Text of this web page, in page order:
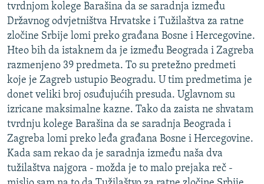
tvrdnjom kolege Barašina da se saradnja između
Državnog odvjetništva Hrvatske i Tužilaštva za ratne
zločine Srbije lomi preko građana Bosne i Hercegovine.
Hteo bih da istaknem da je između Beograda i Zagreba
razmenjeno 39 predmeta. To su pretežno predmeti
koje je Zagreb ustupio Beogradu. U tim predmetima je
donet veliki broj osuđujućih presuda. Uglavnom su
izricane maksimalne kazne. Tako da zaista ne shvatam
tvrdnju kolege Barašina da se saradnja Beograda i
Zagreba lomi preko leđa građana Bosne i Hercegovine.
Kada sam rekao da je saradnja između naša dva
tužilaštva najgora - možda je to malo prejaka reč -